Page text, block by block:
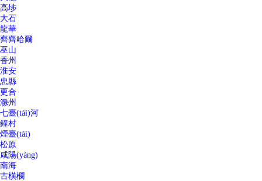
高埗
大石
龍華
齊齊哈爾
巫山
香州
淮安
忠縣
更合
滁州
七臺(tái)河
鐘村
煙臺(tái)
松原
咸陽(yáng)
南海
古橫欄